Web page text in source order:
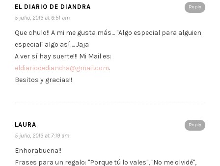
Reply
EL DIARIO DE DIANDRA
5 julio, 2013 at 6:51 am
Que chulo!! A mi me gusta más… "Algo especial para alguien
especial" algo así…. Jaja
A ver sí hay suerte!!! Mi Mail es:
eldiariodediandra@gmail.com.
Besitos y gracias!!
Reply
LAURA
5 julio, 2013 at 7:19 am
Enhorabuena!!
Frases para un regalo: "Porque tú lo vales", "No me olvidé",